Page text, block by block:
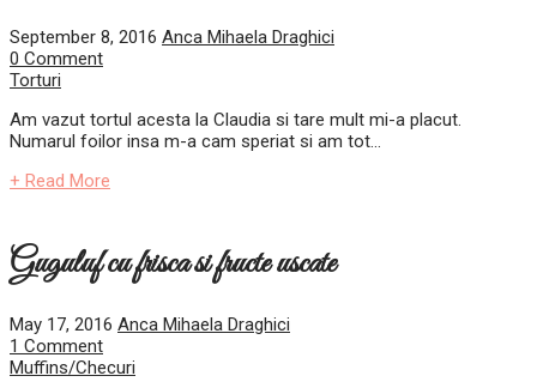
September 8, 2016 Anca Mihaela Draghici
0 Comment
Torturi
Am vazut tortul acesta la Claudia si tare mult mi-a placut.
Numarul foilor insa m-a cam speriat si am tot...
+ Read More
Guguluf cu frisca si fructe uscate
May 17, 2016 Anca Mihaela Draghici
1 Comment
Muffins/Checuri